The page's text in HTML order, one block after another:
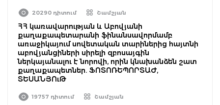
20290 դիտում Շամշյան
ՀՀ կառավարության և Աբովյանի
քաղաքապետարանի ֆինանսավորմամբ
առաջիկայում սովետական տարիներից հայտնի
աբովյանցիների սիրելի զբոսայգին
ներկայանալու է նորովի, որին կնախանձեն շատ
քաղաքապետներ. ՖՈՏՈՌԵՊՈՐՏԱԺ,
ՏԵՍԱՆՅՈւԹ
19757 դիտում Շամշյան